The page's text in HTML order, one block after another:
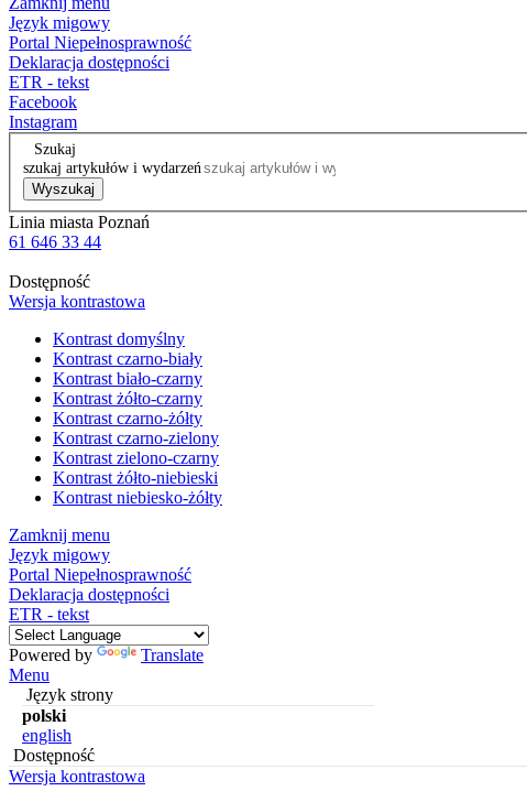
Język migowy
Portal Niepełnosprawność
Deklaracja dostępności
ETR - tekst
Facebook
Instagram
Szukaj
szukaj artykułów i wydarzeń
Wyszukaj
Linia miasta Poznań
61 646 33 44
Dostępność
Wersja kontrastowa
Kontrast domyślny
Kontrast czarno-biały
Kontrast biało-czarny
Kontrast żółto-czarny
Kontrast czarno-żółty
Kontrast czarno-zielony
Kontrast zielono-czarny
Kontrast żółto-niebieski
Kontrast niebiesko-żółty
Zamknij menu
Język migowy
Portal Niepełnosprawność
Deklaracja dostępności
ETR - tekst
Powered by
Translate
Menu
Język strony
polski
english
Dostępność
Wersja kontrastowa